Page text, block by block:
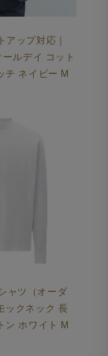
アップ対応｜
ルデイ コット
チ ネイビー M
ャツ（オーダ
ックネック 長
ン ホワイト M